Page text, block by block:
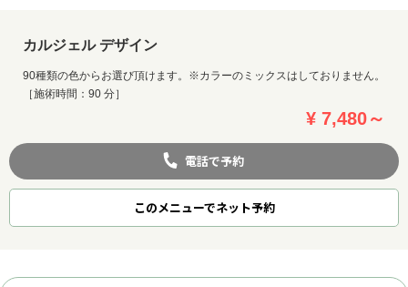
カルジェル デザイン
90種類の色からお選び頂けます。※カラーのミックスはしておりません。
［施術時間：90 分］
¥ 7,480～
電話で予約
このメニューでネット予約